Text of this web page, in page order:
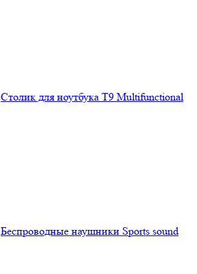
Столик для ноутбука Т9 Мultifunctional
Беспроводные наушники Sports sound